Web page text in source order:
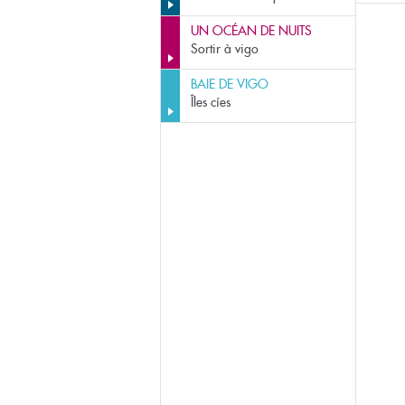
UN OCÉAN DE NUITS
Sortir à vigo
BAIE DE VIGO
Îles cíes